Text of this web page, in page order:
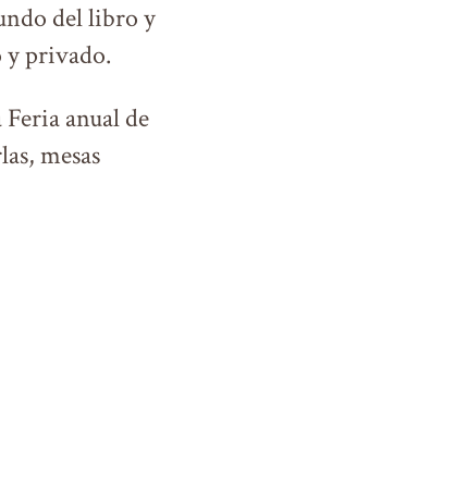
del libro y
y privado.
anual de
mesas